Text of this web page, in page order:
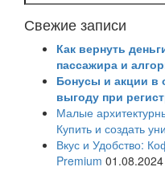
Свежие записи
Как вернуть
пассажира и
Бонусы и акции в
выгоду при
Малые
Купить и создать
Вкус и Удобство:
Premium 01.08.2024